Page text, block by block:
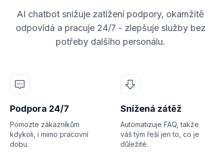
AI chatbot snižuje zatížení podpory, okamžitě
odpovídá a pracuje 24/7 - zlepšuje služby bez
potřeby dalšího personálu.
Podpora 24/7
Pomozte zákazníkům
kdykoli, i mimo pracovní
dobu.
Snížená zátěž
Automatizuje FAQ, takže
váš tým řeší jen to, co je
důležité.